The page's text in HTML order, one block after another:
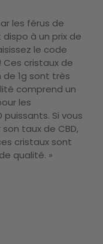
les férus de
à un prix de
le code
! Ces cristaux de
de 1g sont très
comprend un
les
Si vous
taux de CBD,
cristaux sont
qualité. »